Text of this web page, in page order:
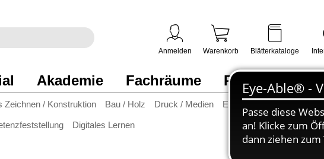
Zeichnen / Konstruktion Bau / Holz Druck / Medien Erneuerbare Energien /
Digitales Lernen
Akademie Fachräume
Anmelden Warenkorb Blätterkataloge